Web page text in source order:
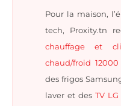
Pour la maison,
tech, Proxity.tn
chauffage et
chaud/froid 12000
des frigos
laver et des TV